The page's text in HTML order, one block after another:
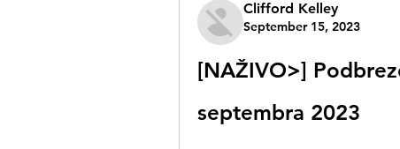
Clifford Kelley
September 15, 2023
[NAŽIVO>]
septembra 2023